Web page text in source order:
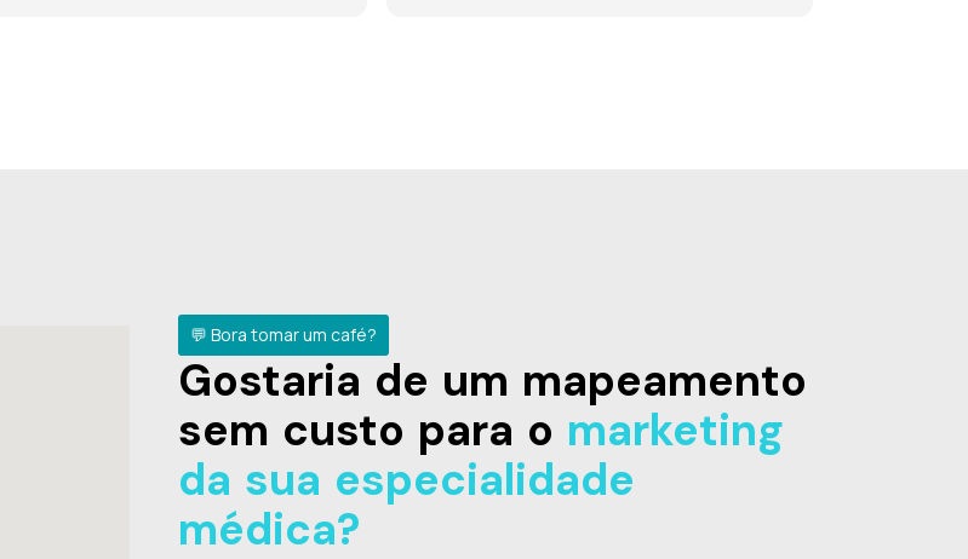
💬 Bora tomar um café?
Gostaria de um mapeamento
sem custo para o marketing
da sua especialidade
médica?